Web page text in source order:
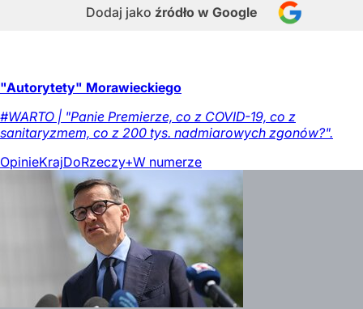
Dodaj jako źródło w Google
"Autorytety" Morawieckiego
#WARTO | "Panie Premierze, co z COVID-19, co z
sanitaryzmem, co z 200 tys. nadmiarowych zgonów?".
OpinieKrajDoRzeczy+W numerze